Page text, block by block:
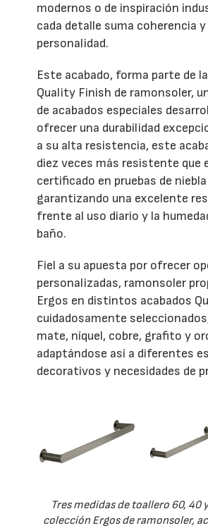
modernos o de inspiración
cada detalle suma coherencia y
personalidad.
Este acabado, forma parte de
Quality Finish de ramonsoler,
de acabados especiales
ofrecer una durabilidad
a su alta resistencia, este
diez veces más resistente que
certificado en pruebas de
garantizando una excelente
frente al uso diario y la
baño.
Fiel a su apuesta por ofrecer
personalizadas, ramonsoler
Ergos en distintos acabados
cuidadosamente
mate, níquel, cobre, grafito y
adaptándose así a diferentes
decorativos y necesidades de
Tres medidas de toallero 60, 40
colección Ergos de ramonsoler,